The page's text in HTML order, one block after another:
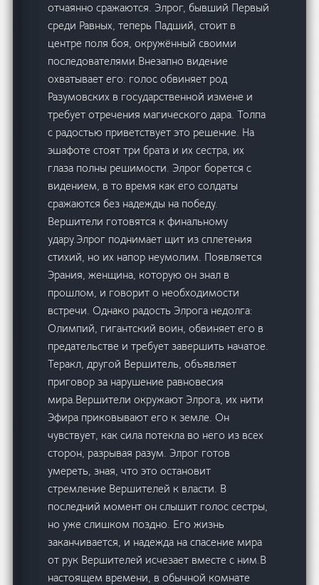
отчаянно сражаются. Элрог, бывший Первый
среди Равных, теперь Падший, стоит в
центре поля боя, окружённый своими
последователями.Внезапно видение
охватывает его: голос обвиняет род
Разумовских в государственной измене и
требует отречения магического дара. Толпа
с радостью приветствует это решение. На
эшафоте стоят три брата и их сестра, их
глаза полны решимости. Элрог борется с
видением, в то время как его солдаты
сражаются без надежды на победу.
Вершители готовятся к финальному
удару.Элрог поднимает щит из сплетения
стихий, но их напор неумолим. Появляется
Эрания, женщина, которую он знал в
прошлом, и говорит о необходимости
встречи. Однако радость Элрога недолга:
Олимпий, гигантский воин, обвиняет его в
предательстве и требует завершить начатое.
Теракл, другой Вершитель, объявляет
приговор за нарушение равновесия
мира.Вершители окружают Элрога, их нити
Эфира приковывают его к земле. Он
чувствует, как сила потекла во него из всех
сторон, разрывая разум. Элрог готов
умереть, зная, что это остановит
стремление Вершителей к власти. В
последний момент он слышит голос сестры,
но уже слишком поздно. Его жизнь
заканчивается, и надежда на спасение мира
от рук Вершителей исчезает вместе с ним.В
настоящем времени, в обычной комнате